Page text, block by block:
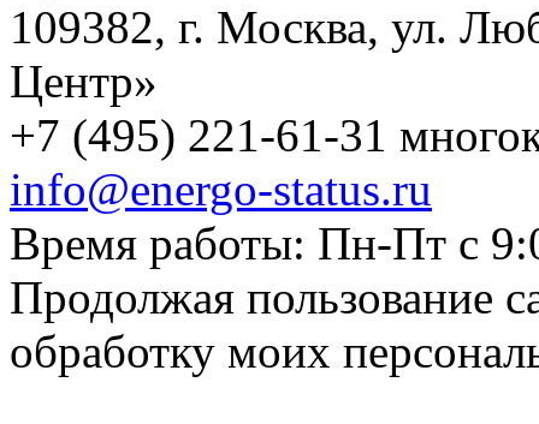
109382, г. Москва, ул.
Центр»
+7 (495) 221-61-31
info@energo-status.ru
Время работы: Пн-Пт с
Продолжая пользование
обработку моих